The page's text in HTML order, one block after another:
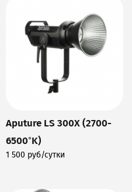
Aputure LS 300X (2700-
6500°K)
1 500 руб/сутки